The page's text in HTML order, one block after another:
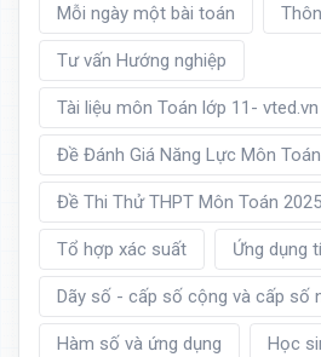
Mỗi ngày một bài toán
Tư vấn Hướng nghiệp
Tài liệu môn Toán lớp 11- vted.vn
Đề Đánh Giá Năng Lực Môn Toán
Đề Thi Thử THPT Môn Toán 2025
Tổ hợp xác suất Ứng dụng
Dãy số - cấp số cộng và cấp số
Hàm số và ứng dụng Học